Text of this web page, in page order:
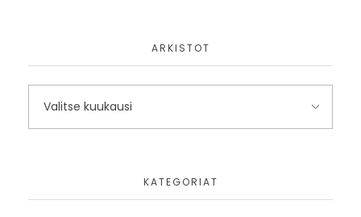
ARKISTOT
KATEGORIAT